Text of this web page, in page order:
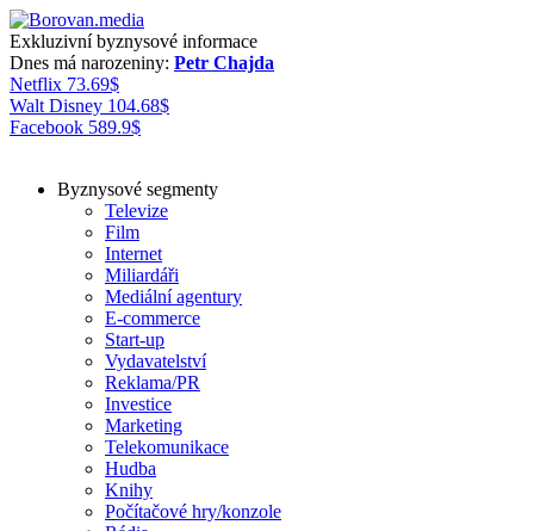
Exkluzivní byznysové informace
Dnes má narozeniny: Petr Chajda
Netflix 73.69$
Walt Disney 104.68$
Facebook 589.9$
Byznysové segmenty
Televize
Film
Internet
Miliardáři
Mediální agentury
E-commerce
Start-up
Vydavatelství
Reklama/PR
Investice
Marketing
Telekomunikace
Hudba
Knihy
Počítačové hry/konzole